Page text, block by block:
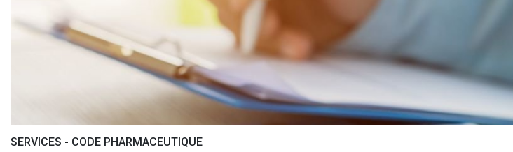
SERVICES - CODE PHARMACEUTIQUE